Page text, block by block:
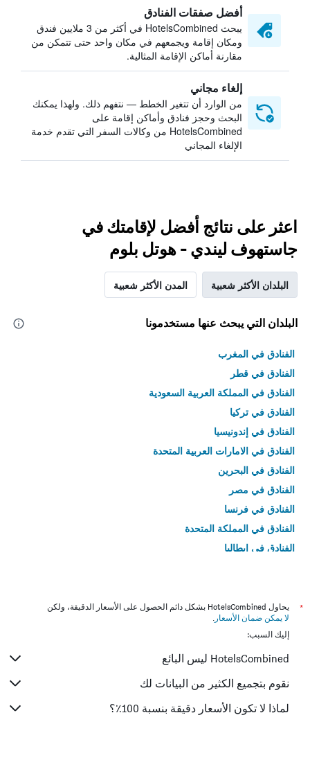
أفضل صفقات الفنادق
يبحث HotelsCombined في أكثر من 3 ملايين فندق
ومكان إقامة ويجمعهم في مكان واحد حتى تتمكن من
مقارنة أماكن الإقامة المثالية.
إلغاء مجاني
من الوارد أن تتغير الخطط — نتفهم ذلك. ولهذا يمكنك
البحث وحجز فنادق وأماكن إقامة على
HotelsCombined من وكالات السفر التي تقدم خدمة
الإلغاء المجاني
اعثر على نتائج أفضل لإقامتك في
جاستهوف ليندي - هوتل بلوم
البلدان الأكثر شعبية المدن الأكثر شعبية
البلدان التي يبحث عنها مستخدمونا
الفنادق في المغرب
الفنادق في قطر
الفنادق في المملكة العربية السعودية
الفنادق في تركيا
الفنادق في إندونيسيا
الفنادق في الامارات العربية المتحدة
الفنادق في البحرين
الفنادق في مصر
الفنادق في فرنسا
الفنادق في المملكة المتحدة
الفنادق في إيطاليا
*
يحاول HotelsCombined بشكل دائم الحصول على الأسعار الدقيقة، ولكن
لا يمكن ضمان الأسعار .
إليك السبب:
HotelsCombined ليس البائع
نقوم بتجميع الكثير من البيانات لك
لماذا لا تكون الأسعار دقيقة بنسبة 100٪؟